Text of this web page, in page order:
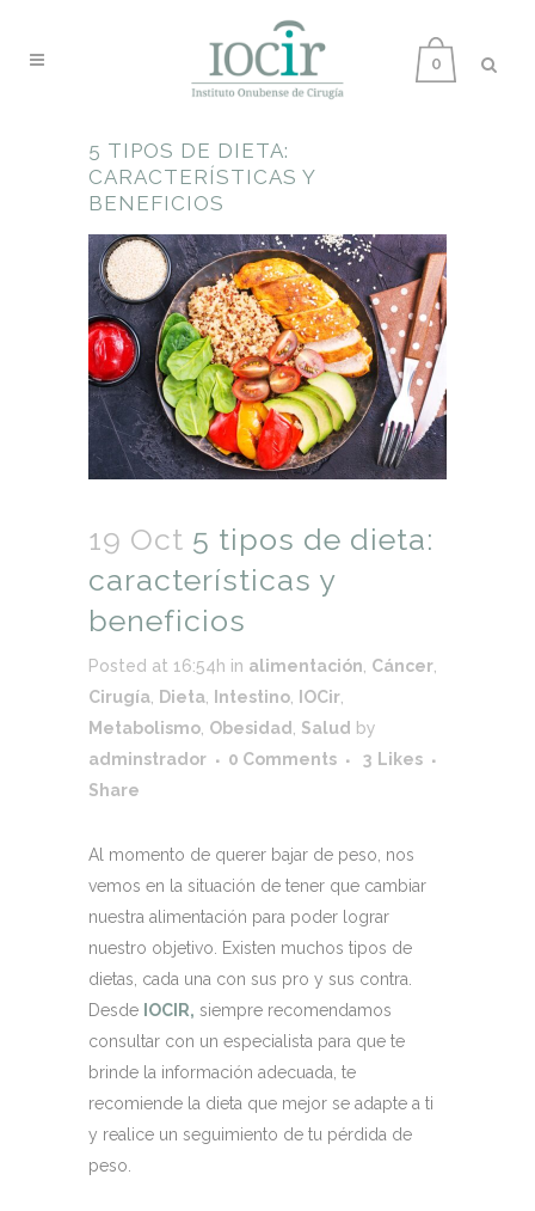
0
5 TIPOS DE DIETA:
CARACTERÍSTICAS Y
BENEFICIOS
19 Oct 5 tipos de dieta:
características y
beneficios
Posted at 16:54h in alimentación Cáncer
Cirugía
Dieta Intestino IOCir
Metabolismo Obesidad Salud by
adminstrador
0 Comments 3 Likes
Share
Al momento de querer bajar de peso, nos
vemos en la situación de tener que cambiar
nuestra alimentación para poder lograr
nuestro objetivo. Existen muchos tipos de
dietas, cada una con sus pro y sus contra.
Desde IOCIR, siempre recomendamos
consultar con un especialista para que te
brinde la información adecuada, te
recomiende la dieta que mejor se adapte a ti
y realice un seguimiento de tu pérdida de
peso.